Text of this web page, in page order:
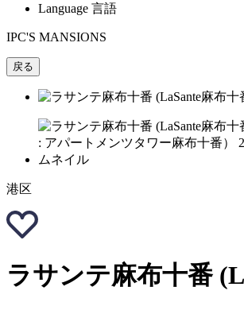
Language 言語
IPC'S MANSIONS
戻る
港区
ラサンテ麻布十番